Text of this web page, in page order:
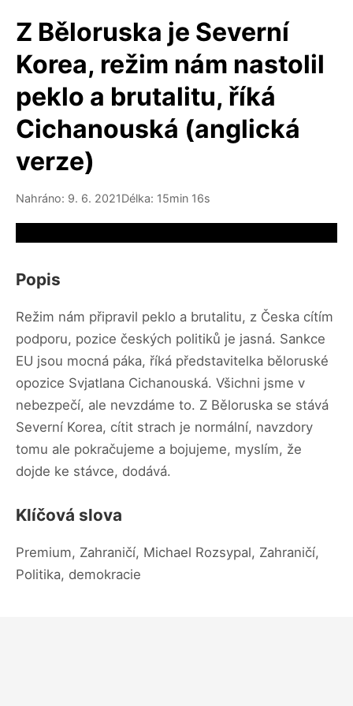
Z Běloruska je Severní
Korea, režim nám nastolil
peklo a brutalitu, říká
Cichanouská (anglická
verze)
Nahráno: 9. 6. 2021Délka: 15min 16s
Popis
Režim nám připravil peklo a brutalitu, z Česka cítím
podporu, pozice českých politiků je jasná. Sankce
EU jsou mocná páka, říká představitelka běloruské
opozice Svjatlana Cichanouská. Všichni jsme v
nebezpečí, ale nevzdáme to. Z Běloruska se stává
Severní Korea, cítit strach je normální, navzdory
tomu ale pokračujeme a bojujeme, myslím, že
dojde ke stávce, dodává.
Klíčová slova
Premium, Zahraničí, Michael Rozsypal, Zahraničí,
Politika, demokracie